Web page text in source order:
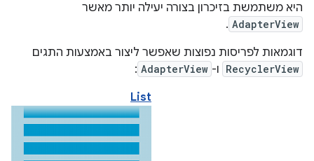
היא משתמשת בזיכרון בצורה יעילה יותר מאשר
AdapterView
.
דוגמאות לפריסות נפוצות שאפשר ליצור באמצעות התגים
RecyclerView ו- AdapterView
:
List